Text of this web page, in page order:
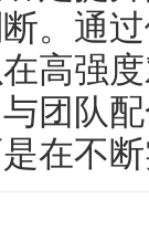
。通
高强
团队
在不